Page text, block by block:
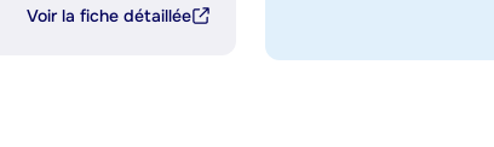
Voir la fiche détaillée